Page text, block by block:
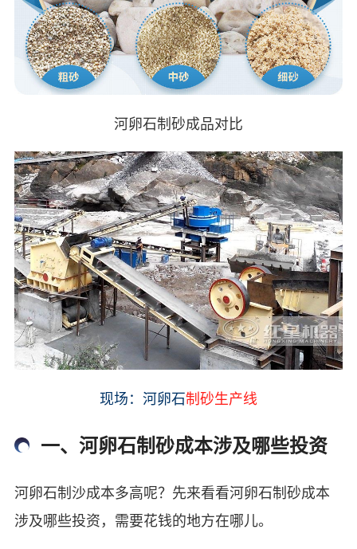
河卵石制砂成品对比
现场：河卵石制砂生产线
一、河卵石制砂成本涉及哪些投资
河卵石制沙成本多高呢？先来看看河卵石制砂成本
涉及哪些投资，需要花钱的地方在哪儿。